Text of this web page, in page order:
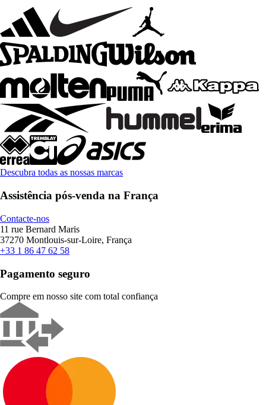
Descubra todas as nossas marcas
Assistência pós-venda na França
Contacte-nos
11 rue Bernard Maris
37270 Montlouis-sur-Loire, França
+33 1 86 47 62 58
Pagamento seguro
Compre em nosso site com total confiança